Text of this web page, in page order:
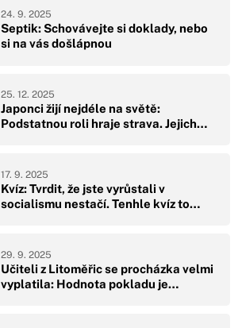
Septik: Schovávejte si doklady, nebo
si na vás došlápnou
24. 9. 2025
Japonci žijí nejdéle na světě:
Podstatnou roli hraje strava. Jejich…
25. 12. 2025
Kvíz: Tvrdit, že jste vyrůstali v
socialismu nestačí. Tenhle kvíz to…
17. 9. 2025
Učiteli z Litoměřic se procházka velmi
vyplatila: Hodnota pokladu je…
29. 9. 2025